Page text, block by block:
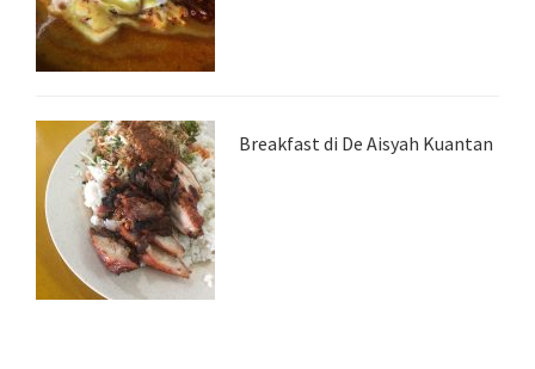
Breakfast di De Aisyah Kuantan